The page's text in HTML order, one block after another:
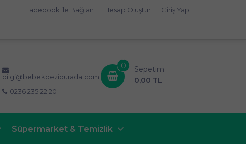
Giriş Yap
Hesap Oluştur
Facebook ile Bağlan
bilgi@bebekbeziburada.com
0236 235 22 20
0
Sepetim
0,00 TL
Süpermarket & Temizlik